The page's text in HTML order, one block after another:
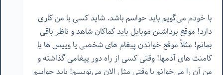
با خودم می‌گویم باید حواسم باشد. شاید کسی با من کاری
دارد! موقع برداشتن موبایل باید کماکان شاهد و ناظر باقی
بمانم! مثلاً موقع خواندن پیغام های شخصی یا وییس ها یا
کامنت های آدمها! وقتی کسی از راه دور پیغامی گذاشته و
من آن را می‌خوانم یا وقتی مثل الان می‌نویسم! باید حواسم